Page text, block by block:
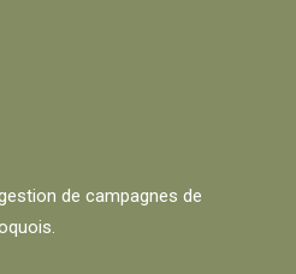
de campagnes de